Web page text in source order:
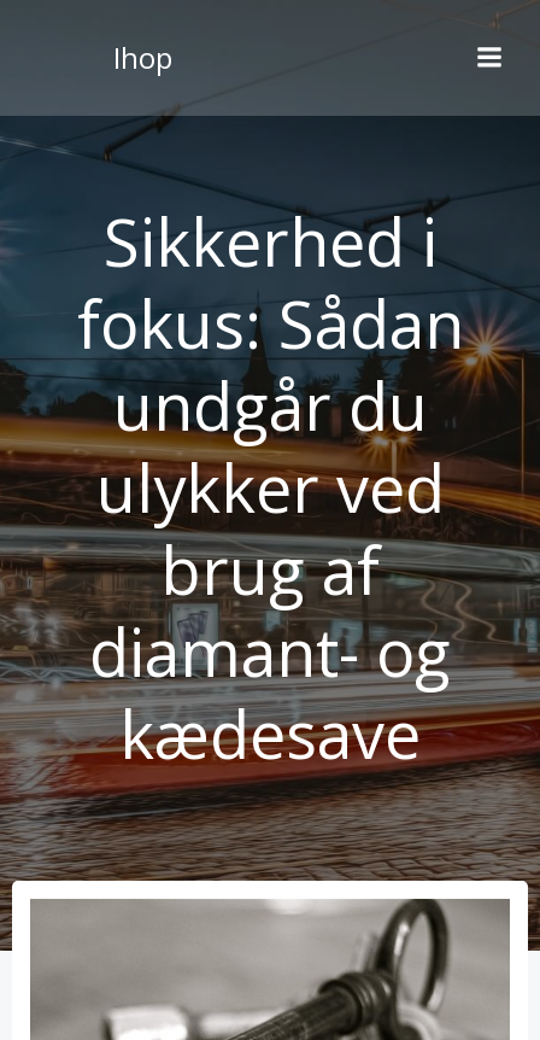
Ihop
Sikkerhed i
fokus: Sådan
undgår du
ulykker ved
brug af
diamant- og
kædesave